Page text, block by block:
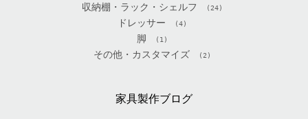
収納棚・ラック・シェルフ (24)
ドレッサー (4)
脚 (1)
その他・カスタマイズ (2)
家具製作ブログ